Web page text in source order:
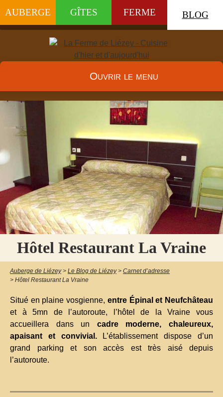
AUBERGE GÎTES FERME BLOG
Ouvrir le menu
Hôtel Restaurant La Vraine
Auberge de Liézey > Le Blog de Liézey > Carnet d’adresse
> Hôtel Restaurant La Vraine
Situé en plaine vosgienne, entre Épinal et Neufchâteau
et à 5mn de l’autoroute, l’hôtel de la Vraine vous
accueillera dans un cadre moderne, chaleureux,
apaisant et convivial.L’établissement dispose d’un
grand parking et son accès est très aisé depuis
l’autoroute.